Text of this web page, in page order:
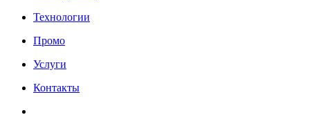
Технологии
Промо
Услуги
Контакты